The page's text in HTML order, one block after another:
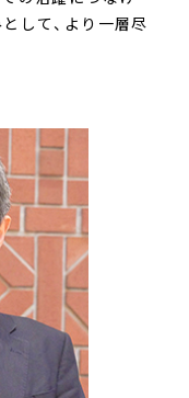
して、より一層尽